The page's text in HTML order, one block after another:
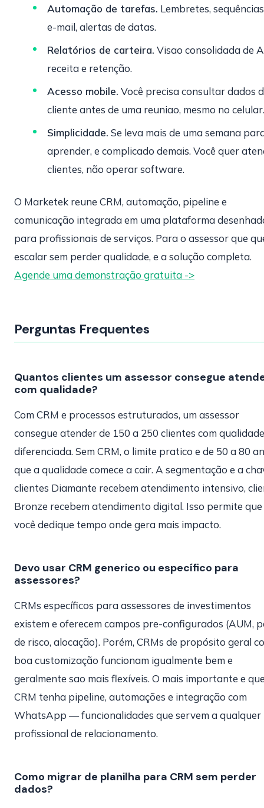
Automação de tarefas. Lembretes,
e-mail, alertas de datas.
Relatórios de carteira. Visao consolidada de
receita e retenção.
Acesso mobile. Você precisa consultar dados
cliente antes de uma reuniao, mesmo no celular.
Simplicidade. Se leva mais de uma semana
aprender, e complicado demais. Você quer
clientes, não operar software.
O Marketek reune CRM, automação, pipeline e
comunicação integrada em uma plataforma
para profissionais de serviços. Para o assessor que
escalar sem perder qualidade, e a solução completa.
Agende uma demonstração gratuita ->
Perguntas Frequentes
Quantos clientes um assessor consegue
com qualidade?
Com CRM e processos estruturados, um assessor
consegue atender de 150 a 250 clientes com qualidade
diferenciada. Sem CRM, o limite pratico e de 50 a 80
que a qualidade comece a cair. A segmentação e a
clientes Diamante recebem atendimento intensivo,
Bronze recebem atendimento digital. Isso permite que
você dedique tempo onde gera mais impacto.
Devo usar CRM generico ou específico para
assessores?
CRMs específicos para assessores de investimentos
existem e oferecem campos pre-configurados (AUM,
de risco, alocação). Porém, CRMs de propósito geral
boa customização funcionam igualmente bem e
geralmente sao mais flexíveis. O mais importante e
CRM tenha pipeline, automações e integração com
WhatsApp — funcionalidades que servem a qualquer
profissional de relacionamento.
Como migrar de planilha para CRM sem perder
dados?